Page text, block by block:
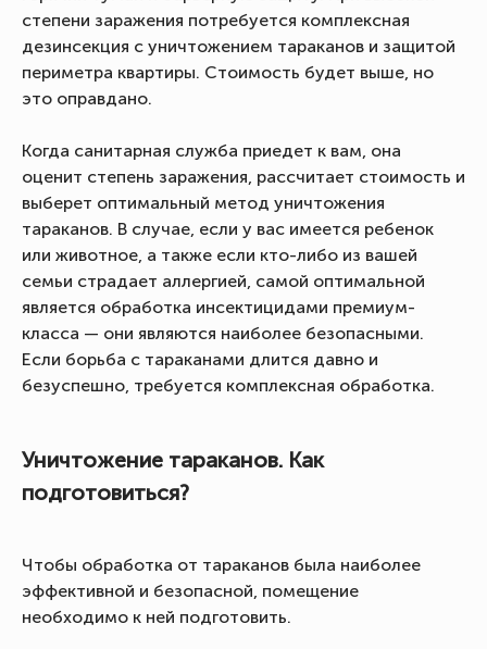
степени заражения потребуется комплексная
дезинсекция с уничтожением тараканов и защитой
периметра квартиры. Стоимость будет выше, но
это оправдано.
Когда санитарная служба приедет к вам, она
оценит степень заражения, рассчитает стоимость и
выберет оптимальный метод уничтожения
тараканов. В случае, если у вас имеется ребенок
или животное, а также если кто-либо из вашей
семьи страдает аллергией, самой оптимальной
является обработка инсектицидами премиум-
класса — они являются наиболее безопасными.
Если борьба с тараканами длится давно и
безуспешно, требуется комплексная обработка.
Уничтожение тараканов. Как
подготовиться?
Чтобы обработка от тараканов была наиболее
эффективной и безопасной, помещение
необходимо к ней подготовить.